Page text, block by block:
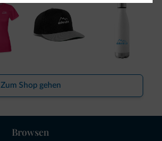
Zum Shop gehen
Browsen